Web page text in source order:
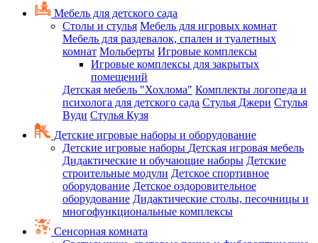
Мебель для детского сада
Столы и стулья Мебель для игровых комнат
Мебель для раздевалок, спален и туалетных
комнат Мольберты Игровые комплексы
Игровые комплексы для закрытых
помещений
Детская мебель "Хохлома" Комплекты логопеда и
психолога для детского сада Стулья Джери Стулья
Вуди Стулья Кузя
Детские игровые наборы и оборудование
Детские игровые наборы Детская игровая мебель
Дидактические и обучающие наборы Детские
строительные модули Детское спортивное
оборудование Детское оздоровительное
оборудование Дидактические столы, песочницы и
многофункциональные комплексы
Сенсорная комната